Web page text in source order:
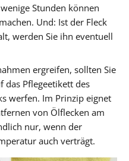
Stunden können
Und: Ist der Fleck
werden Sie ihn eventuell
ergreifen, sollten Sie
das Pflegeetikett des
werfen. Im Prinzip eignet
von Ölflecken am
nur, wenn der
auch verträgt.